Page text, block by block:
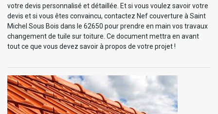
votre devis personnalisé et détaillée. Et si vous voulez savoir votre
devis et si vous êtes convaincu, contactez Nef couverture à Saint
Michel Sous Bois dans le 62650 pour prendre en main vos travaux
changement de tuile sur toiture. Ce document mettra en avant
tout ce que vous devez savoir à propos de votre projet !